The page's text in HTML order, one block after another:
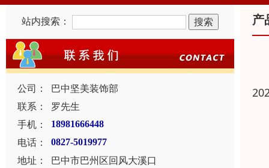
站内搜索：
公司：
巴中坚美装饰部
联系：
罗先生
手机：
18981666448
电话： 0827-5019977
地址：
巴中市巴州区回风大溪口
产